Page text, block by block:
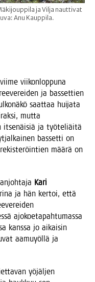
ja Vilja nauttivat
Anu Kauppila.
vii­kon­lop­pu­na
ja bas­set­tien
saat­taa hui­ja­ta
mut­ta
itse­näi­siä ja työ­te­liäi­tä
bas­set­ti on
mää­rä on
Kari
ja hän ker­toi, että
ajo­koe­ta­pah­tu­mas­sa
kans­sa jo aikai­sin
aamu­yöl­lä ja
yöjäl­jen